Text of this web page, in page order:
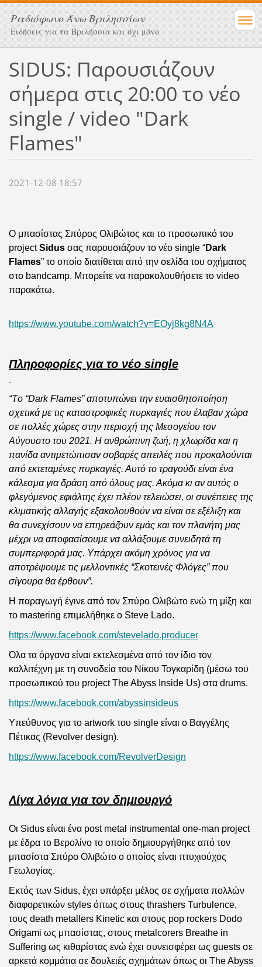
Ραδιόφωνο Άνω Βριλησσίων
Ειδήσεις για τα Βριλήσσια και όχι μόνο
SIDUS: Παρουσιάζουν
σήμερα στις 20:00 το νέο
single / video "Dark
Flames"
2021-12-08 18:57
O μπασίστας Σπύρος Ολιβώτος και το προσωπικό του
projectSidus σας παρουσιάζουν το νέο single“Dark
Flames” το οποίο διατίθεται από την σελίδα του σχήματος
στο bandcamp. Mπορείτε να παρακολουθήσετε το video
παρακάτω.
https://www.youtube.com/watch?v=EOyj8kg8N4A
Πληροφορίες για το νέο single
“Tο “Dark Flames” αποτυπώνει την ευαισθητοποίηση
σχετικά με τις καταστροφικές πυρκαγιές που έλαβαν χώρα
σε πολλές χώρες στην περιοχή της Μεσογείου τον
Αύγουστο του 2021. Η ανθρώπινη ζωή, η χλωρίδα και η
πανίδα αντιμετώπισαν σοβαρές απειλές που προκαλούνται
από εκτεταμένες πυρκαγιές. Αυτό το τραγούδι είναι ένα
κάλεσμα για δράση από όλους μας. Ακόμα κι αν αυτός ο
φλεγόμενος εφιάλτης έχει πλέον τελειώσει, οι συνέπειες της
κλιματικής αλλαγής εξακολουθούν να είναι σε εξέλιξη και
θα συνεχίσουν να επηρεάζουν εμάς και τον πλανήτη μας
μέχρι να αποφασίσουμε να αλλάξουμε συνειδητά τη
συμπεριφορά μας. Υπάρχει ακόμη χρόνος για να
αποτρέψουμε τις μελλοντικές “Σκοτεινές Φλόγες” που
σίγουρα θα έρθουν”.
Η παραγωγή έγινε από τον Σπύρο Ολιβώτο ενώ τη μίξη και
το mastering επιμελήθηκε ο Steve Lado.
https://www.facebook.com/stevelado.producer
Όλα τα όργανα είναι εκτελεσμένα από τον ίδιο τον
καλλιτέχνη με τη συνοδεία του Νίκου Τογκαρίδη (μέσω του
προσωπικού του project The Abyss Inside Us) στα drums.
https://www.facebook.com/abyssinsideus
Υπεύθυνος για το artwork του single είναι ο Βαγγέλης
Πέτικας (Revolver design).
https://www.facebook.com/RevolverDesign
Λίγα λόγια για τον δημιουργό
Οι Sidus είναι ένα post metal instrumental one-man project
με έδρα το Βερολίνο το οποίο δημιουργήθηκε από τον
μπασίστα Σπύρο Ολιβώτο ο οποίος είναι πτυχιούχος
Γεωλογίας.
Εκτός των Sidus, έχει υπάρξει μέλος σε σχήματα πολλών
διαφορετικών styles όπως στους thrashers Turbulence,
τους death metallers Kinetic και στους pop rockers Dodo
Origami ως μπασίστας, στους metalcorers Breathe in
Suffering ως κιθαρίστας ενώ έχει συνεισφέρει ως guests σε
αρκετά κομμάτια σε δουλειές σχημάτων όπως οι The Abyss